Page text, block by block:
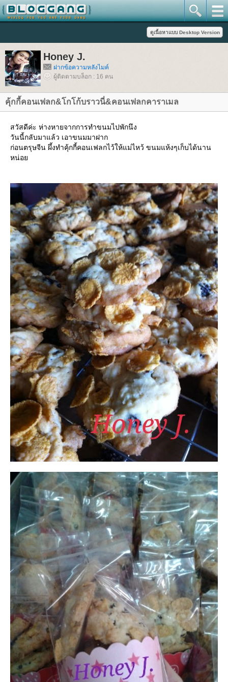
Honey J.
ฝากข้อความหลังไมค์
ผู้ติดตามบล็อก : 16 คน
คุ้กกี้คอนเฟลก&โกโก้บราวนี่&คอนเฟลกคาราเมล
สวัสดีค่ะ ห่างหายจากการทำขนมไปพักนึง
วันนี้กลับมาแล้ว เอาขนมมาฝาก
ก่อนตรุษจีน ผึ้งทำคุ้กกี้คอนเฟลกไว้ให้แม่ไหว้ ขนมแห้งๆเก็บได้นาน
หน่อ